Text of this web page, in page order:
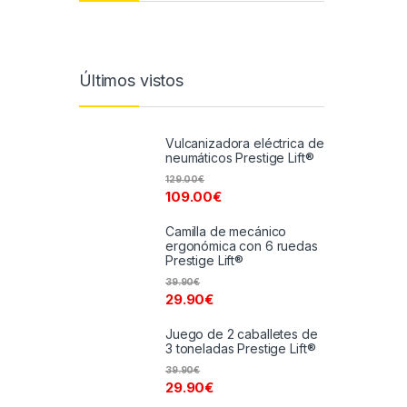
Últimos vistos
Vulcanizadora eléctrica de
neumáticos Prestige Lift®
109.00€
129.00€
Camilla de mecánico
ergonómica con 6 ruedas
Prestige Lift®
29.90€
39.90€
Juego de 2 caballetes de
3 toneladas Prestige Lift®
29.90€
39.90€